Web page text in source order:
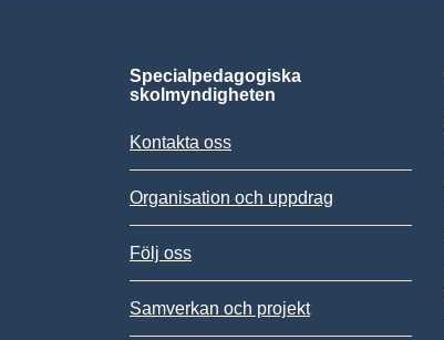
Specialpedagogiska
skolmyndigheten
Kontakta oss
Organisation och uppdrag
Följ oss
Samverkan och projekt